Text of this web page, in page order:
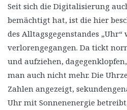
Seit sich die Digitalisierung
bemächtigt hat, ist die hier
des Alltagsgegenstandes „Uhr“
verlorengegangen. Da tickt
und aufziehen,
man auch nicht mehr. Die
Zahlen angezeigt,
Uhr mit Sonnenenergie